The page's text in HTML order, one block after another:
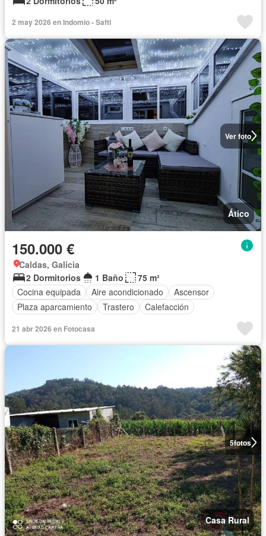
2 may 2026 en Indomio - Safti
Ver foto
Ático
150.000 €
Caldas, Galicia
2 Dormitorios
1 Baño
75 m²
Cocina equipada
Aire acondicionado
Ascensor
Plaza aparcamiento
Trastero Calefacción
21 abr 2026 en Fotocasa
5fotos
Casa Rural